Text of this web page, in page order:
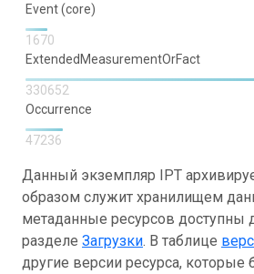
Event (core)
1670
ExtendedMeasurementOrFact
330652
Occurrence
47236
Данный экземпляр IPT
образом служит хранилищем
метаданные ресурсов доступны
разделе Загрузки. В таблице
другие версии ресурса, которые